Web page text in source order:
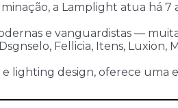
a Lamplight atua há
e vanguardistas —
Fellicia, Itens, Luxion,
lighting design, oferece uma